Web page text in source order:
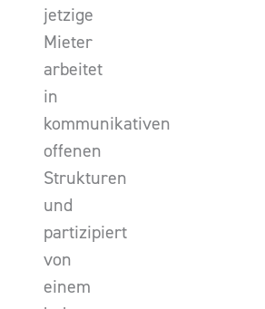
jetzige
Mieter
arbeitet
in
kommunikativen
offenen
Strukturen
und
partizipiert
von
einem